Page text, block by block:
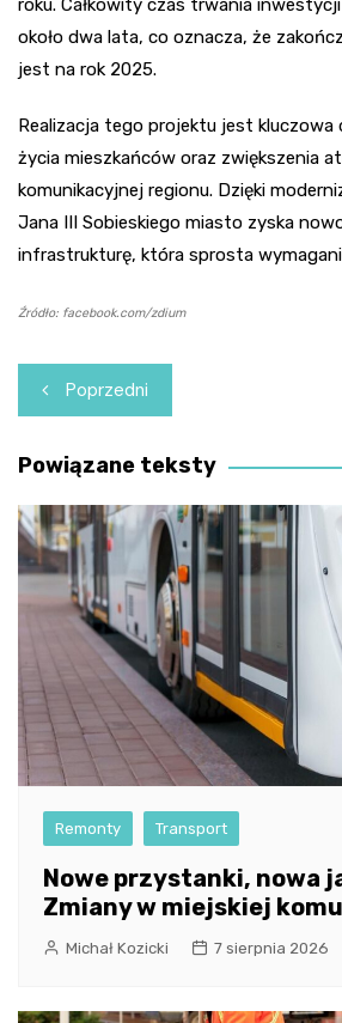
roku. Całkowity czas trwania
około dwa lata, co oznacza, że
jest na rok 2025.
Realizacja tego projektu jest kluczowa
życia mieszkańców oraz zwiększenia
komunikacyjnej regionu. Dzięki
Jana III Sobieskiego miasto zyska
infrastrukturę, która sprosta
Źródło: facebook.com/zdium
Nawigacja
wpisu
Poprzedni
Powiązane teksty
Remonty Transport
Nowe przystanki, nowa
Zmiany w miejskiej
Michał Kozicki 7 sierpnia 2026